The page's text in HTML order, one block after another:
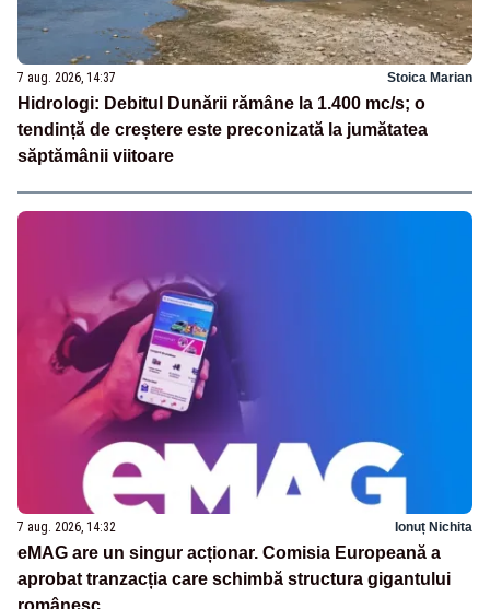
7 aug. 2026, 14:37 Stoica Marian
Hidrologi: Debitul Dunării rămâne la 1.400 mc/s; o
tendință de creștere este preconizată la jumătatea
săptămânii viitoare
7 aug. 2026, 14:32 Ionuț Nichita
eMAG are un singur acționar. Comisia Europeană a
aprobat tranzacția care schimbă structura gigantului
românesc